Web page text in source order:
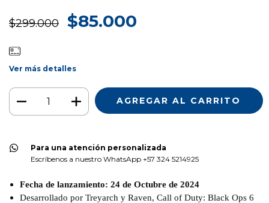
$299.000 $85.000
Ver más detalles
Para una atención personalizada
Escríbenos a nuestro WhatsApp +57 324 5214925
Fecha de lanzamiento: 24 de Octubre de 2024
Desarrollado por Treyarch y Raven, Call of Duty: Black Ops 6